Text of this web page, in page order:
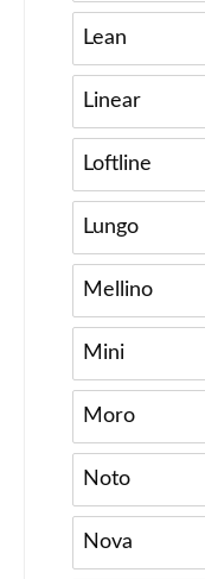
Lean
Linear
Loftline
Lungo
Mellino
Mini
Moro
Noto
Nova